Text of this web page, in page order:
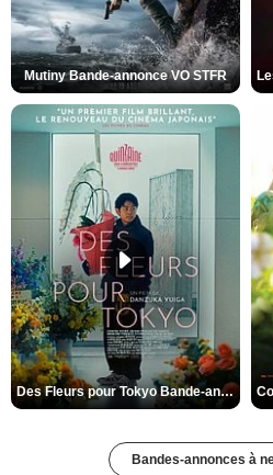
Mutiny Bande-annonce VO STFR
Des Fleurs pour Tokyo Bande-annonce VO STFR
Bandes-annonces à